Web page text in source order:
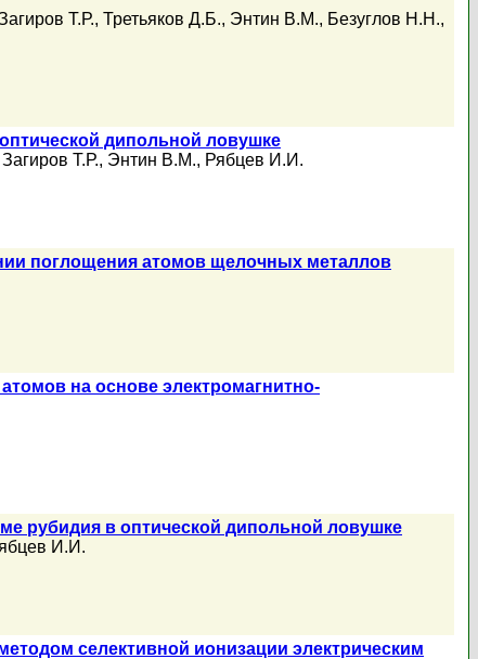
Т.Р., Третьяков Д.Б., Энтин В.М., Безуглов Н.Н.,
дипольной ловушке
Загиров Т.Р., Энтин В.М., Рябцев И.И.
поглощения атомов щелочных металлов
на основе электромагнитно-
рубидия в оптической дипольной ловушке
И.И.
селективной ионизации электрическим